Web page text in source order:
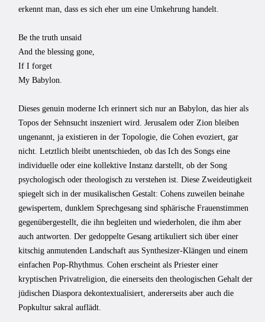
erkennt man, dass es sich eher um eine Umkehrung handelt.
Be the truth unsaid
And the blessing gone,
If I forget
My Babylon.
Dieses genuin moderne Ich erinnert sich nur an Babylon, das hier als
Topos der Sehnsucht inszeniert wird. Jerusalem oder Zion bleiben
ungenannt, ja existieren in der Topologie, die Cohen evoziert, gar
nicht. Letztlich bleibt unentschieden, ob das Ich des Songs eine
individuelle oder eine kollektive Instanz darstellt, ob der Song
psychologisch oder theologisch zu verstehen ist. Diese Zweideutigkeit
spiegelt sich in der musikalischen Gestalt: Cohens zuweilen beinahe
gewispertem, dunklem Sprechgesang sind sphärische Frauenstimmen
gegenübergestellt, die ihn begleiten und wiederholen, die ihm aber
auch antworten. Der gedoppelte Gesang artikuliert sich über einer
kitschig anmutenden Landschaft aus Synthesizer-Klängen und einem
einfachen Pop-Rhythmus. Cohen erscheint als Priester einer
kryptischen Privatreligion, die einerseits den theologischen Gehalt der
jüdischen Diaspora dekontextualisiert, andererseits aber auch die
Popkultur sakral auflädt.